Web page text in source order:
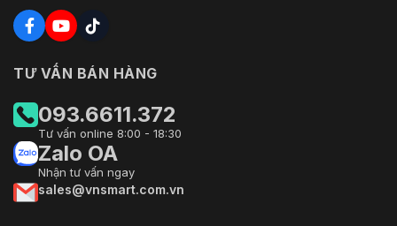
Tỷ lệ S/N
Âm thanh
Nén âm
thanh
MPEG2-Lớp 2; G722.1; G729;
G723
Mạng
Cổng
TƯ VẤN BÁN HÀNG
093.6611.372
Tư vấn online 8:00 - 18:30
Zalo OA
Nhận tư vấn ngay
sales@vnsmart.com.vn